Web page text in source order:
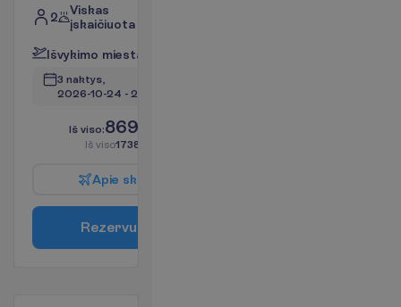
2
Viskas
įskaičiuota
Išvykimo miesta
3 naktys,
2026-10-24 - 2026-10-27
Iš viso:869.00
Iš viso1738.00
Apie sk
Rezervu